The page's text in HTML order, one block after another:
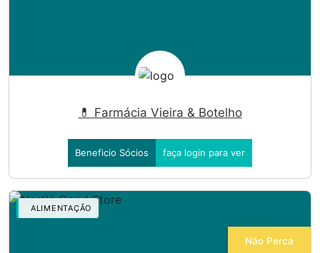
💊 Farmácia Vieira & Botelho
Beneficio Sócios faça login para ver
Não Perca
ALIMENTAÇÃO